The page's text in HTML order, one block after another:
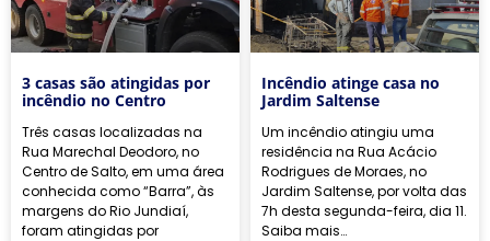
3 casas são atingidas por
incêndio no Centro
Três casas localizadas na
Rua Marechal Deodoro, no
Centro de Salto, em uma área
conhecida como “Barra”, às
margens do Rio Jundiaí,
foram atingidas por
Incêndio atinge casa no
Jardim Saltense
Um incêndio atingiu uma
residência na Rua Acácio
Rodrigues de Moraes, no
Jardim Saltense, por volta das
7h desta segunda-feira, dia 11.
Saiba mais…